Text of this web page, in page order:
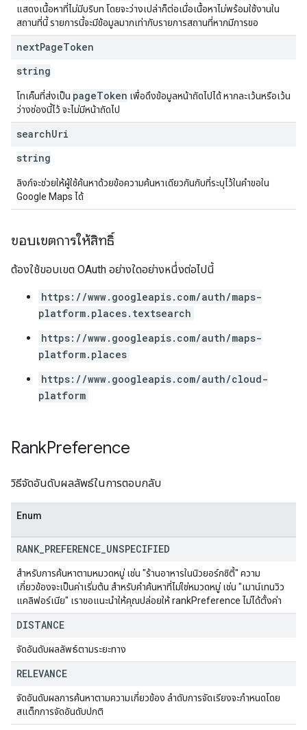
แสดงเนื้อหาที่ไม่มีบริบท โดยจะว่างเปล่าก็ต่อเมื่อเนื้อหาไม่พร้อมใช้งานใน
สถานที่นี้ รายการนี้จะมีข้อมูลมากเท่ากับรายการสถานที่หากมีการขอ
nextPageToken
string
โทเค็นที่ส่งเป็น pageToken เพื่อดึงข้อมูลหน้าถัดไปได้ หากละเว้นหรือเว้น
ว่างช่องนี้ไว้ จะไม่มีหน้าถัดไป
searchUri
string
ลิงก์จะช่วยให้ผู้ใช้ค้นหาด้วยข้อความค้นหาเดียวกันกับที่ระบุไว้ในคำขอใน
Google Maps ได้
ขอบเขตการให้สิทธิ์
ต้องใช้ขอบเขต OAuth อย่างใดอย่างหนึ่งต่อไปนี้
https://www.googleapis.com/auth/maps-
platform.places.textsearch
https://www.googleapis.com/auth/maps-
platform.places
https://www.googleapis.com/auth/cloud-
platform
RankPreference
วิธีจัดอันดับผลลัพธ์ในการตอบกลับ
Enum
RANK PREFERENCE UNSPECIFIED
สำหรับการค้นหาตามหมวดหมู่ เช่น "ร้านอาหารในนิวยอร์กซิตี้" ความ
เกี่ยวข้องจะเป็นค่าเริ่มต้น สำหรับคำค้นหาที่ไม่ใช่หมวดหมู่ เช่น "เมาน์เทนวิว
แคลิฟอร์เนีย" เราขอแนะนำให้คุณปล่อยให้ rankPreference ไม่ได้ตั้งค่า
DISTANCE
จัดอันดับผลลัพธ์ตามระยะทาง
RELEVANCE
จัดอันดับผลการค้นหาตามความเกี่ยวข้อง ลำดับการจัดเรียงจะกำหนดโดย
สแต็กการจัดอันดับปกติ